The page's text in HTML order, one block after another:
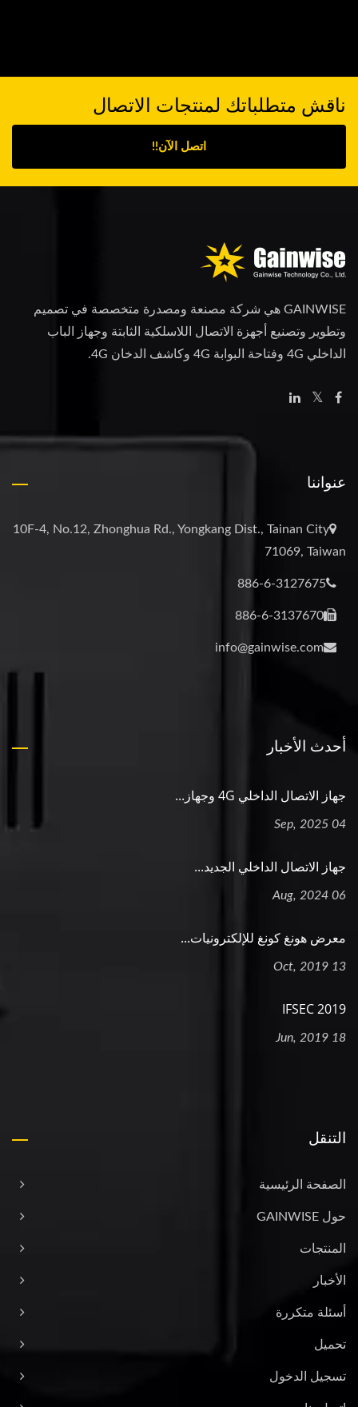
ناقش متطلباتك لمنتجات الاتصال
اتصل الآن!!
GAINWISE هي شركة مصنعة ومصدرة متخصصة في تصميم
وتطوير وتصنيع أجهزة الاتصال اللاسلكية الثابتة وجهاز الباب
الداخلي 4G وفتاحة البوابة 4G وكاشف الدخان 4G.
عنواننا
10F-4, No.12, Zhonghua Rd., Yongkang Dist., Tainan City
71069, Taiwan
886-6-3127675
886-6-3137670
info@gainwise.com
أحدث الأخبار
جهاز الاتصال الداخلي 4G وجهاز...
04 Sep, 2025
جهاز الاتصال الداخلي الجديد...
06 Aug, 2024
معرض هونغ كونغ للإلكترونيات...
13 Oct, 2019
2019 IFSEC
18 Jun, 2019
التنقل
الصفحة الرئيسية
حول GAINWISE
المنتجات
الأخبار
أسئلة متكررة
تحميل
تسجيل الدخول